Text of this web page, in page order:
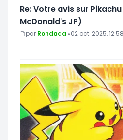
Re: Votre avis sur
McDonald's JP)
Message
par Rondada »02 oct. 2025, 12:58